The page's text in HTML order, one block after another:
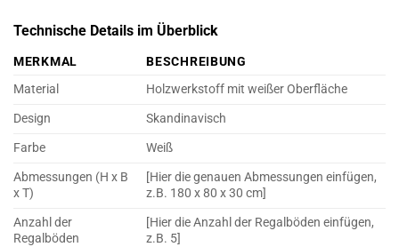
Technische Details im Überblick
MERKMAL
BESCHREIBUNG
Material
Holzwerkstoff mit weißer Oberfläche
Design
Skandinavisch
Farbe
Weiß
Abmessungen (H x B
x T)
[Hier die genauen Abmessungen einfügen,
z.B. 180 x 80 x 30 cm]
Anzahl der
Regalböden
[Hier die Anzahl der Regalböden einfügen,
z.B. 5]